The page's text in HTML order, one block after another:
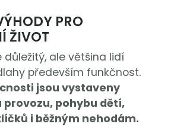
PRO
ŽIVOT
důležitý, ale většina lidí
především funkčnost.
jsou vystaveny
pohybu dětí,
i běžným nehodám.